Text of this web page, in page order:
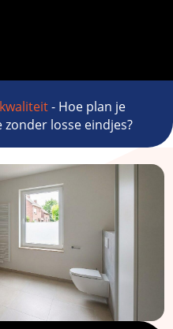
- Hoe plan je
losse eindjes?